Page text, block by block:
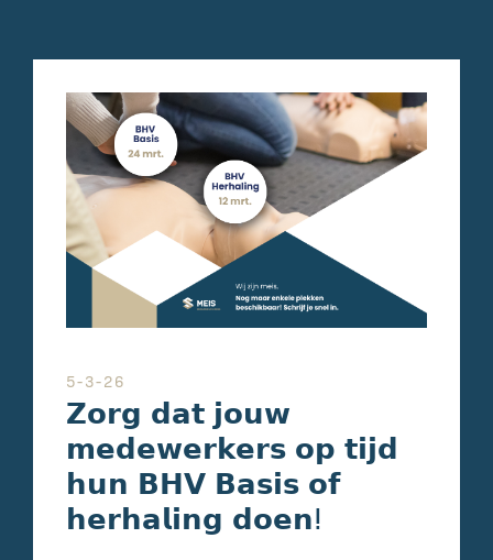
5-3-26
𝗭𝗼𝗿𝗴 𝗱𝗮𝘁 𝗷𝗼𝘂𝘄
𝗺𝗲𝗱𝗲𝘄𝗲𝗿𝗸𝗲𝗿𝘀 𝗼𝗽 𝘁𝗶𝗷𝗱
𝗵𝘂𝗻 𝗕𝗛𝗩 𝗕𝗮𝘀𝗶𝘀 𝗼𝗳
𝗵𝗲𝗿𝗵𝗮𝗹𝗶𝗻𝗴 𝗱𝗼𝗲𝗻ⵑ